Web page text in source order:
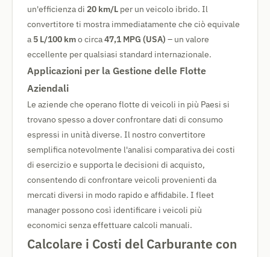
un'efficienza di 20 km/L per un veicolo ibrido. Il
convertitore ti mostra immediatamente che ciò equivale
a 5 L/100 kmo circa47,1 MPG (USA) – un valore
eccellente per qualsiasi standard internazionale.
Applicazioni per la Gestione delle Flotte
Aziendali
Le aziende che operano flotte di veicoli in più Paesi si
trovano spesso a dover confrontare dati di consumo
espressi in unità diverse. Il nostro convertitore
semplifica notevolmente l'analisi comparativa dei costi
di esercizio e supporta le decisioni di acquisto,
consentendo di confrontare veicoli provenienti da
mercati diversi in modo rapido e affidabile. I fleet
manager possono così identificare i veicoli più
economici senza effettuare calcoli manuali.
Calcolare i Costi del Carburante con